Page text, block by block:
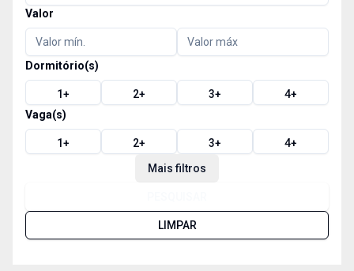
Valor
Dormitório(s)
1+ 2+ 3+ 4+
Vaga(s)
1+ 2+ 3+ 4+
Mais filtros
LIMPAR